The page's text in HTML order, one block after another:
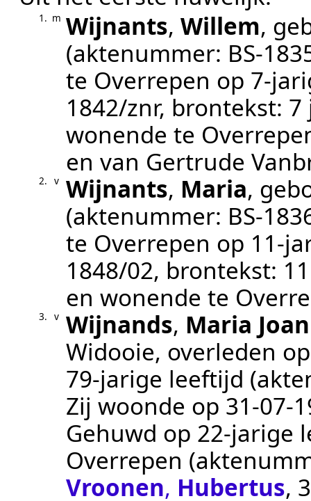
1. m Wijnants,Willem,
(aktenummer: BS-
te Overrepen op 7-
1842/znr, brontekst: 7
wonende te
en van Gertrude
2. v Wijnants, Maria,
(aktenummer: BS-
te Overrepen op 11-
1848/02, brontekst:
en wonende te
3. v Wijnands, Maria
Widooie, overleden
79-jarige leeftijd
Zij woonde op
Gehuwd op 22-jarige
Overrepen
Vroonen, Hubertus,